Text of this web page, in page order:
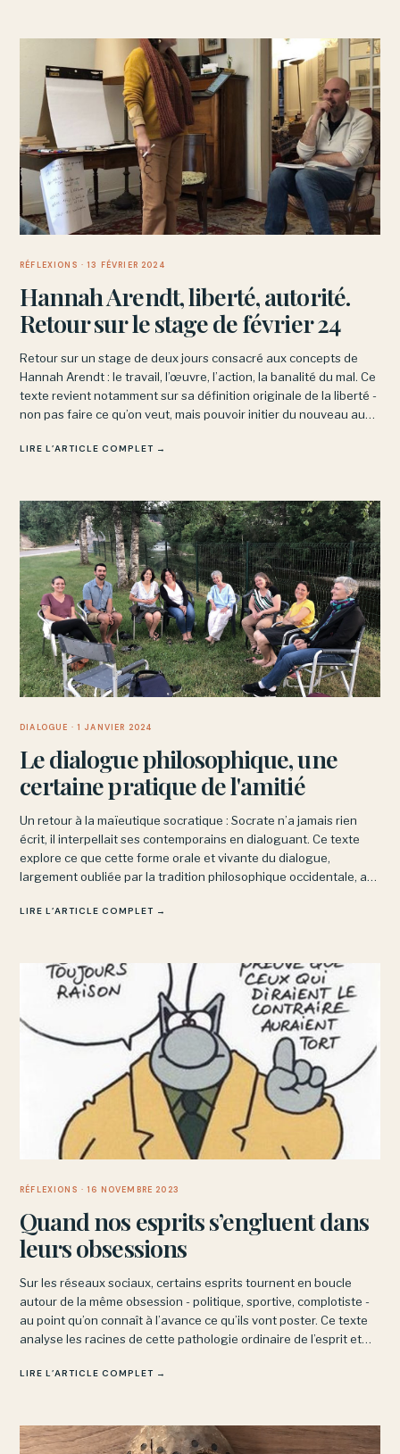
RÉFLEXIONS · 13 FÉVRIER 2024
Hannah Arendt, liberté, autorité.
Retour sur le stage de février 24
Retour sur un stage de deux jours consacré aux concepts de
Hannah Arendt : le travail, l’œuvre, l’action, la banalité du mal. Ce
texte revient notamment sur sa définition originale de la liberté -
non pas faire ce qu’on veut, mais pouvoir initier du nouveau au
LIRE L’ARTICLE COMPLET →
DIALOGUE · 1 JANVIER 2024
Le dialogue philosophique, une
certaine pratique de l'amitié
Un retour à la maïeutique socratique : Socrate n’a jamais rien
écrit, il interpellait ses contemporains en dialoguant. Ce texte
explore ce que cette forme orale et vivante du dialogue,
largement oubliée par la tradition philosophique occidentale, a
LIRE L’ARTICLE COMPLET →
RÉFLEXIONS · 16 NOVEMBRE 2023
Quand nos esprits s’engluent dans
leurs obsessions
Sur les réseaux sociaux, certains esprits tournent en boucle
autour de la même obsession - politique, sportive, complotiste -
au point qu’on connaît à l’avance ce qu’ils vont poster. Ce texte
analyse les racines de cette pathologie ordinaire de l’esprit et
LIRE L’ARTICLE COMPLET →